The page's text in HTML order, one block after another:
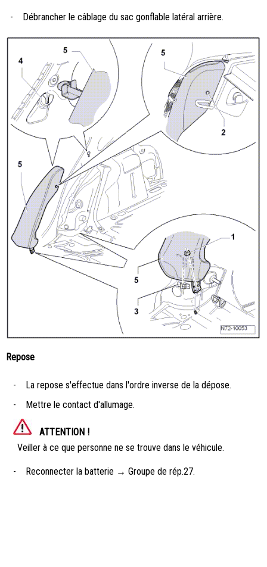
- Débrancher le câblage du sac gonflable latéral arrière.
Repose
-
La repose s'effectue dans l'ordre inverse de la dépose.
-
Mettre le contact d'allumage.
ATTENTION !
Veiller à ce que personne ne se trouve dans le véhicule.
- Reconnecter la batterie → Groupe de rép.27.